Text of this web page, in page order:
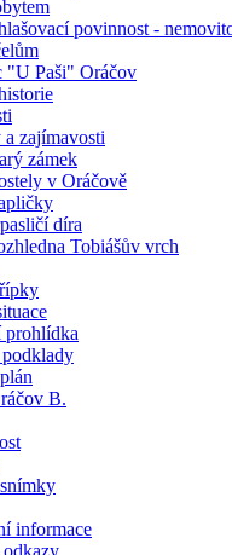
povinnost -
"U Paši" Oráčov
a zajímavosti
zámek
v Oráčově
díra
Tobiášův vrch
B.
informace